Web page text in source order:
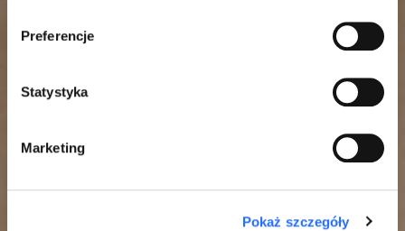
Preferencje
Statystyka
Marketing
Pokaż szczegóły